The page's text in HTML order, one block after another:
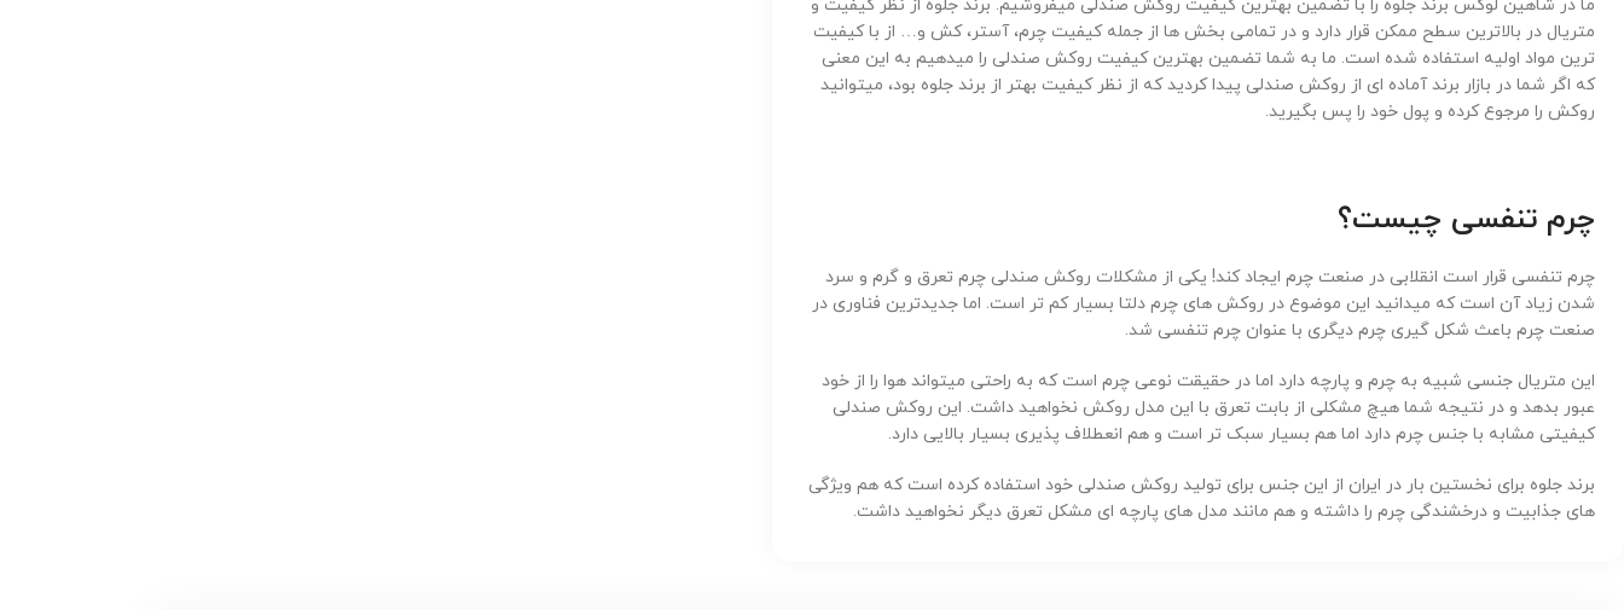
ما در شاهین لوکس برند جلوه را با تضمین بهترین کیفیت روکش صندلی میفروشیم. برند جلوه از نظر کیفیت و
متریال در بالاترین سطح ممکن قرار دارد و در تمامی بخش ها از جمله کیفیت چرم، آستر، کش و… از با کیفیت
ترین مواد اولیه استفاده شده است. ما به شما تضمین بهترین کیفیت روکش صندلی را میدهیم به این معنی
که اگر شما در بازار برند آماده ای از روکش صندلی پیدا کردید که از نظر کیفیت بهتر از برند جلوه بود، میتوانید
روکش را مرجوع کرده و پول خود را پس بگیرید.
چرم تنفسی چیست؟
چرم تنفسی قرار است انقلابی در صنعت چرم ایجاد کند! یکی از مشکلات روکش صندلی چرم تعرق و گرم و سرد
شدن زیاد آن است که میدانید این موضوع در روکش های چرم دلتا بسیار کم تر است. اما جدیدترین فناوری در
صنعت چرم باعث شکل گیری چرم دیگری با عنوان چرم تنفسی شد.
این متریال جنسی شبیه به چرم و پارچه دارد اما در حقیقت نوعی چرم است که به راحتی میتواند هوا را از خود
عبور بدهد و در نتیجه شما هیچ مشکلی از بابت تعرق با این مدل روکش نخواهید داشت. این روکش صندلی
کیفیتی مشابه با جنس چرم دارد اما هم بسیار سبک تر است و هم انعطلاف پذیری بسیار بالایی دارد.
برند جلوه برای نخستین بار در ایران از این جنس برای تولید روکش صندلی خود استفاده کرده است که هم ویژگی
های جذابیت و درخشندگی چرم را داشته و هم مانند مدل های پارچه ای مشکل تعرق دیگر نخواهید داشت.